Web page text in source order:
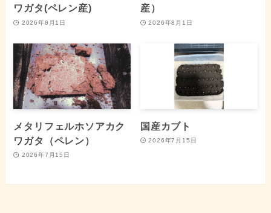
ワガタ(ペレン産)
2026年8月1日
産）
2026年8月1日
メタリフェルホソアカク
ワガタ（ペレン）
2026年7月15日
国産カブト
2026年7月15日